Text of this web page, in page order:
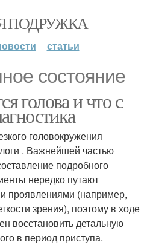
ПОДРУЖКА
статьи
состояние
голова и что с
головокружения
. Важнейшей частью
подробного
нередко путают
проявлениями (например,
зрения), поэтому в ходе
восстановить детальную
в период приступа.